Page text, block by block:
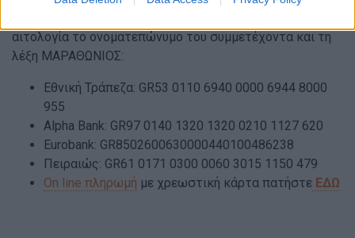
αιτολογία το ονοματεπώνυμο του συμμετέχοντα και τη
λέξη ΜΑΡΑΘΩΝΙΟΣ:
Εθνική Τράπεζα: GR53 0110 6940 0000 6944 8000
955
Alpha Bank: GR97 0140 1320 1320 0210 1127 620
Eurobank: GR8502600630000440100486238
Πειραιώς: GR61 0171 0300 0060 3015 1150 479
On line πληρωμή με χρεωστική κάρτα πατήστε ΕΔΩ